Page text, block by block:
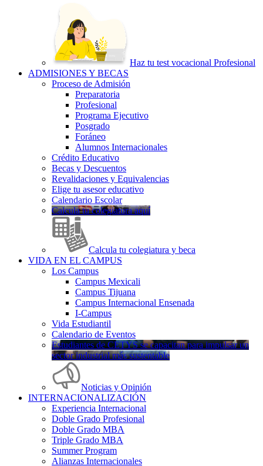
Haz tu test vocacional Profesional
ADMISIONES Y BECAS
Proceso de Admisión
Preparatoria
Profesional
Programa Ejecutivo
Posgrado
Foráneo
Alumnos Internacionales
Crédito Educativo
Becas y Descuentos
Revalidaciones y Equivalencias
Elige tu asesor educativo
Calendario Escolar
Calcula tu colegiatura aquí
Calcula tu colegiatura y beca
VIDA EN EL CAMPUS
Los Campus
Campus Mexicali
Campus Tijuana
Campus Internacional Ensenada
I-Campus
Vida Estudiantil
Calendario de Eventos
Estudiantes de CETYS se capacitan para impulsar un
sector industrial más sustentable
Noticias y Opinión
INTERNACIONALIZACIÓN
Experiencia Internacional
Doble Grado Profesional
Doble Grado MBA
Triple Grado MBA
Summer Program
Alianzas Internacionales